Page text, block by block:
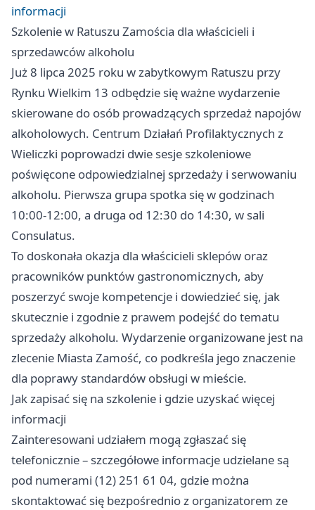
informacji
Szkolenie w Ratuszu Zamościa dla właścicieli i
sprzedawców alkoholu
Już 8 lipca 2025 roku w zabytkowym Ratuszu przy
Rynku Wielkim 13 odbędzie się ważne wydarzenie
skierowane do osób prowadzących sprzedaż napojów
alkoholowych. Centrum Działań Profilaktycznych z
Wieliczki poprowadzi dwie sesje szkoleniowe
poświęcone odpowiedzialnej sprzedaży i serwowaniu
alkoholu. Pierwsza grupa spotka się w godzinach
10:00-12:00, a druga od 12:30 do 14:30, w sali
Consulatus.
To doskonała okazja dla właścicieli sklepów oraz
pracowników punktów gastronomicznych, aby
poszerzyć swoje kompetencje i dowiedzieć się, jak
skutecznie i zgodnie z prawem podejść do tematu
sprzedaży alkoholu. Wydarzenie organizowane jest na
zlecenie Miasta Zamość, co podkreśla jego znaczenie
dla poprawy standardów obsługi w mieście.
Jak zapisać się na szkolenie i gdzie uzyskać więcej
informacji
Zainteresowani udziałem mogą zgłaszać się
telefonicznie – szczegółowe informacje udzielane są
pod numerami (12) 251 61 04, gdzie można
skontaktować się bezpośrednio z organizatorem ze